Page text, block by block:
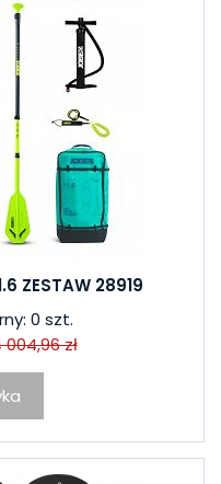
ZESTAW 28919
0 szt.
004,96 zł